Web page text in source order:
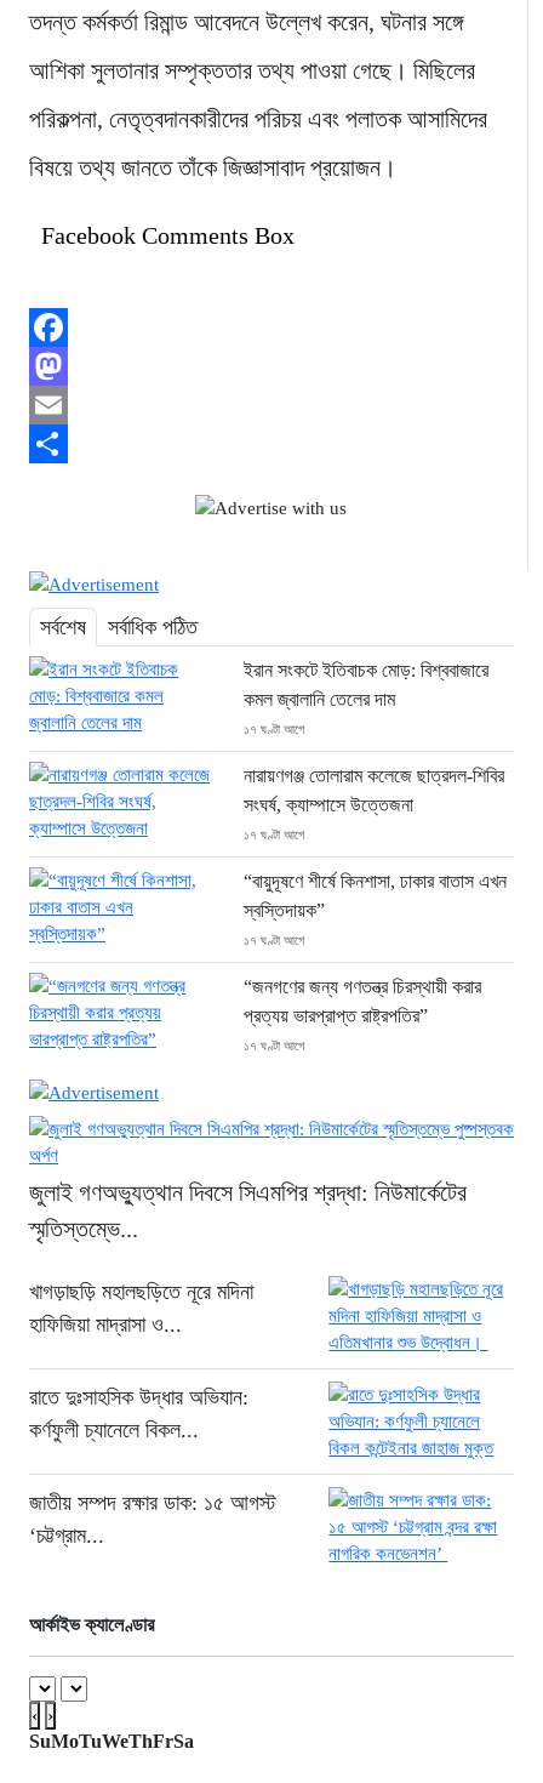
তদন্ত কর্মকর্তা রিমান্ড আবেদনে উল্লেখ করেন, ঘটনার সঙ্গে
আশিকা সুলতানার সম্পৃক্ততার তথ্য পাওয়া গেছে। মিছিলের
পরিকল্পনা, নেতৃত্বদানকারীদের পরিচয় এবং পলাতক আসামিদের
বিষয়ে তথ্য জানতে তাঁকে জিজ্ঞাসাবাদ প্রয়োজন।
Facebook Comments Box
Facebook
Mastodon
Email
সর্বশেষ সর্বাধিক পঠিত
ইরান সংকটে ইতিবাচক মোড়: বিশ্ববাজারে
কমল জ্বালানি তেলের দাম
১৭ ঘণ্টা আগে
নারায়ণগঞ্জ তোলারাম কলেজে ছাত্রদল-শিবির
সংঘর্ষ, ক্যাম্পাসে উত্তেজনা
১৭ ঘণ্টা আগে
“বায়ুদূষণে শীর্ষে কিনশাসা, ঢাকার বাতাস এখন
স্বস্তিদায়ক”
১৭ ঘণ্টা আগে
“জনগণের জন্য গণতন্ত্র চিরস্থায়ী করার
প্রত্যয় ভারপ্রাপ্ত রাষ্ট্রপতির”
১৭ ঘণ্টা আগে
নিউমার্কেটের স্মৃতিস্তম্ভে পুষ্পস্তবক অর্পণ
সন্ধ্যায় ঢাকাসহ ১২ অঞ্চলে ঝোড়ো হাওয়ার
“বহিষ্কৃত এনসিপি নেতা তানভীর ঢাকায়
জুলাই স্মৃতি জাদুঘরকে ইতিহাসের নতুন পর্যায়
আখ্যা দিলেন ড. ইউনূস
তিস্তায় হু হু করে বাড়ছে পানি : ৪৪ জলকপাট
খোলায় বন্যার চরম আশঙ্কা
জুলাই গণঅভ্যুত্থান দিবসে সিএমপির শ্রদ্ধা: নিউমার্কেটের
স্মৃতিস্তম্ভে...
খাগড়াছড়ি মহালছড়িতে নূরে মদিনা
হাফিজিয়া মাদ্রাসা ও...
রাতে দুঃসাহসিক উদ্ধার অভিযান:
কর্ণফুলী চ্যানেলে বিকল...
জাতীয় সম্পদ রক্ষার ডাক: ১৫ আগস্ট
‘চট্টগ্রাম...
আর্কাইভ ক্যালেণ্ডার
‹ ›
SuMoTuWeThFrSa